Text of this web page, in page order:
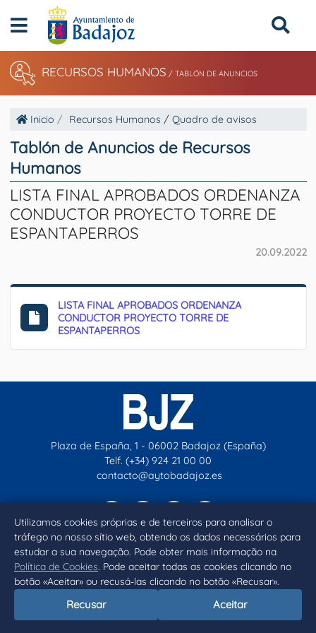
Utilizamos cookies próprias e de terceiros para analisar o
tráfego no nosso sítio web, obtendo os dados necessários para
estudar a sua navegação. Pode obter mais informação na
Política de Cookies. Pode aceitar todas as cookies clicando no
botão «Aceitar» ou recusá-las clicando no botão «Recusar».
Recusar Aceitar
RECURSOS HUMANOS / TABLÓN DE ANUNCIOS
Inicio Recursos Humanos / Quadro de avisos
Tablón de Anuncios de Recursos
Humanos
LISTA FINAL APROBADOS ORDENANZA
CONDUCTOR PROYECTO TORRE DE
ESPANTAPERROS
20.09.2022
LISTA FINAL APROBADOS ORDENANZA
CONDUCTOR PROYECTO TORRE DE
ESPANTAPERROS
Plaza de España, 1 - 06002 Badajoz (España)
Telf. (+34) 924 21 00 00
contacto@aytobadajoz.es
Facebook
X Instagram
YouTube
Inicio Aviso legal Privacidad Política de Cookies
Declaración de accesibilidad